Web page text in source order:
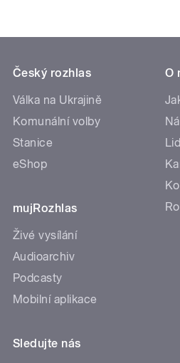
Český rozhlas
Válka na Ukrajině
Komunální volby
Stanice
eShop
mujRozhlas
Živé vysílání
Audioarchiv
Podcasty
Mobilní aplikace
O
Sledujte nás